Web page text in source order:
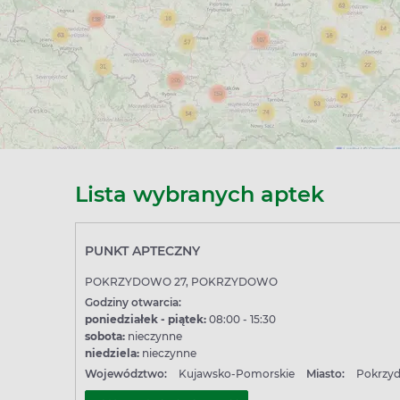
otwarcia, szczególnie jeśli planujesz odbiór wieczorem lub
leki już dziś.
o Apteki w Pokrzydowie
odbiorem w aptece w Pokrzydowie?
z odbiorem w aptece stacjonarnej. W Pokrzydowie
Część placówek jest czynna również w niedzielę -
Lista wybranych aptek
PUNKT APTECZNY
POKRZYDOWO 27, POKRZYDOWO
Godziny otwarcia:
poniedziałek - piątek:08:00 - 15:30
sobota:nieczynne
niedziela:nieczynne
Województwo:
Kujawsko-Pomorskie Miasto: